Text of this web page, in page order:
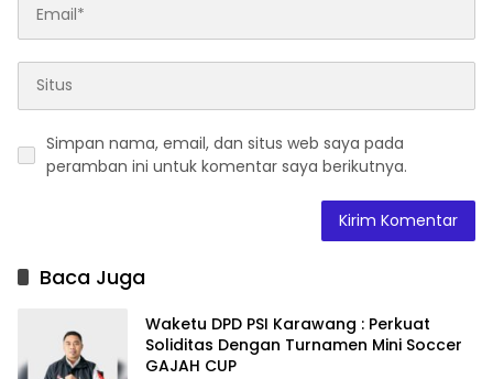
Simpan nama, email, dan situs web saya pada
peramban ini untuk komentar saya berikutnya.
Baca Juga
Waketu DPD PSI Karawang : Perkuat
Soliditas Dengan Turnamen Mini Soccer
GAJAH CUP